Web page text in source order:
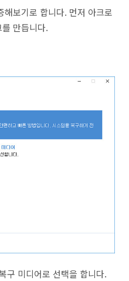
보기로 합니다. 먼저 아크로
만듭니다.
구 미디어로 선택을 합니다.